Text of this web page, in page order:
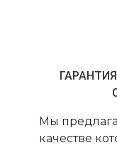
Мы
качестве